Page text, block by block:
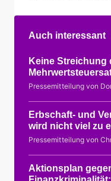
Auch interessant
Keine Streichung
Pressemitteilung von
Erbschaft- und
wird nicht viel zu
Pressemitteilung von
Aktionsplan